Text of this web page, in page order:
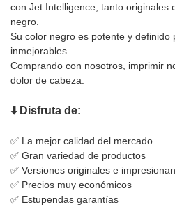
con Jet Intelligence, tanto originales
negro.
Su color negro es potente y definido
inmejorables.
Comprando con nosotros, imprimir
dolor de cabeza.
⬇️ Disfruta de:
✅ La mejor calidad del mercado
✅ Gran variedad de productos
✅ Versiones originales e
✅ Precios muy económicos
✅ Estupendas garantías